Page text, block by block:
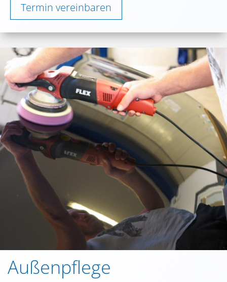
Termin vereinbaren
Außenpflege